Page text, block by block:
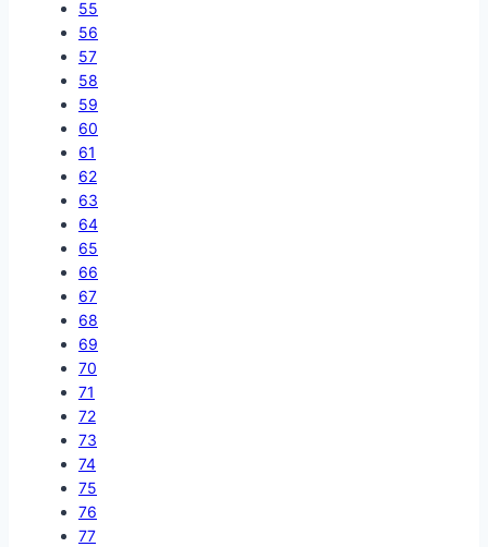
55
56
57
58
59
60
61
62
63
64
65
66
67
68
69
70
71
72
73
74
75
76
77